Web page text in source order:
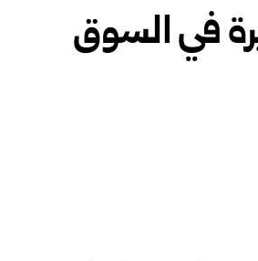
10 آلاف ليرة في السوق